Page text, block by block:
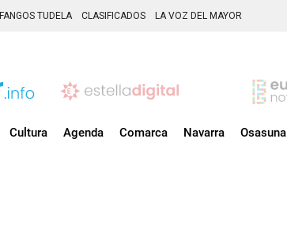
FANGOS TUDELA CLASIFICADOS LA VOZ DEL MAYOR
Cultura Agenda Comarca Navarra Osasuna